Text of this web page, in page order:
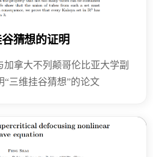
猜想的证明
拿大不列颠哥伦比亚大学副
“三维挂谷猜想”的论文